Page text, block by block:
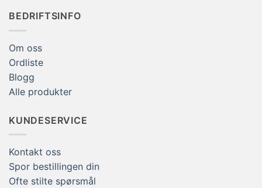
BEDRIFTSINFO
Om oss
Ordliste
Blogg
Alle produkter
KUNDESERVICE
Kontakt oss
Spor bestillingen din
Ofte stilte spørsmål